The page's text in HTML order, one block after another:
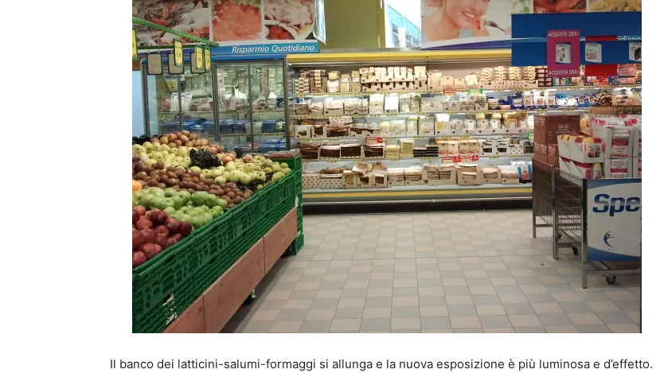
Il banco dei latticini-salumi-formaggi si allunga e la nuova esposizione è più luminosa e d’effetto.